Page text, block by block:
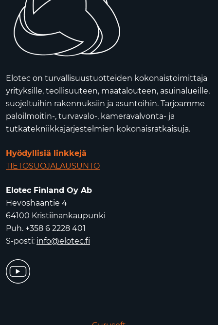
Elotec on turvallisuustuotteiden kokonaistoimittaja
yrityksille, teollisuuteen, maatalouteen, asuinalueille,
suojeltuihin rakennuksiin ja asuntoihin. Tarjoamme
paloilmoitin-, turvavalo-, kameravalvonta- ja
tutkatekniikkajärjestelmien kokonaisratkaisuja.
Hyödyllisiä linkkejä
TIETOSUOJALAUSUNTO
Elotec Finland Oy Ab
Hevoshaantie 4
64100 Kristiinankaupunki
Puh. +358 6 2228 401
S-posti: info@elotec.fi